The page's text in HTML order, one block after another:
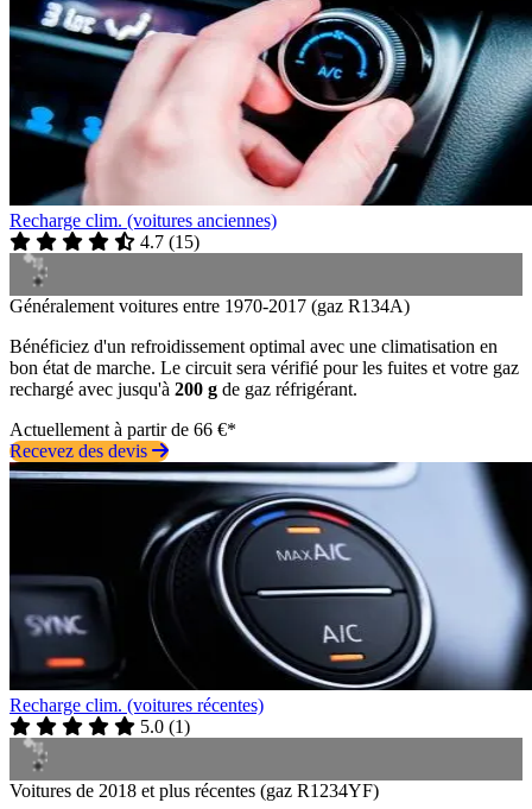
Recharge clim. (voitures anciennes)
4.7 (15)
Généralement voitures entre 1970-2017 (gaz R134A)
Bénéficiez d'un refroidissement optimal avec une climatisation en
bon état de marche. Le circuit sera vérifié pour les fuites et votre gaz
rechargé avec jusqu'à 200 g de gaz réfrigérant.
Actuellement à partir de 66 €*
Recevez des devis
Recharge clim. (voitures récentes)
5.0 (1)
Voitures de 2018 et plus récentes (gaz R1234YF)